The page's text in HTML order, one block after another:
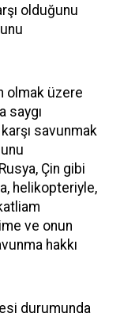
olduğunu
olmak üzere
saygı
savunmak
Çin gibi
helikopteriyle,
ve onun
hakkı
durumunda